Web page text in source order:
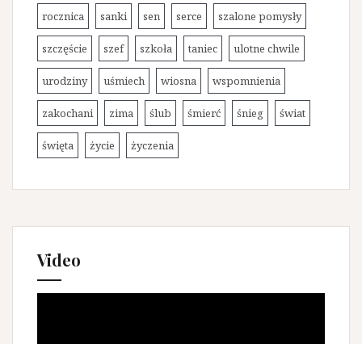
rocznica sanki sen serce szalone pomysły
szczęście szef szkoła taniec ulotne chwile
urodziny uśmiech wiosna wspomnienia
zakochani zima ślub śmierć śnieg świat
święta życie życzenia
Video